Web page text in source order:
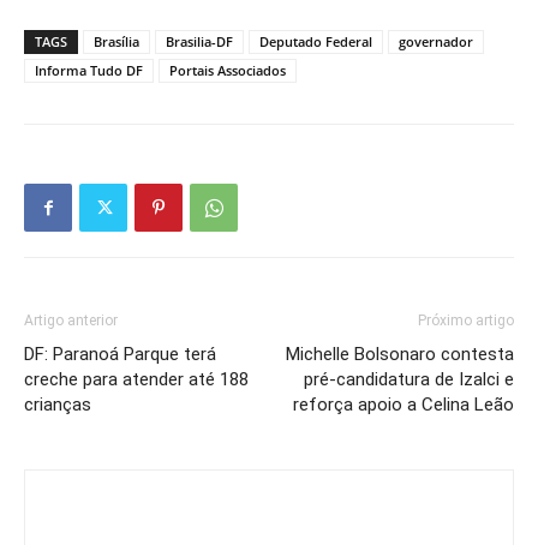
TAGS Brasília Brasilia-DF Deputado Federal
governador
Informa Tudo DF
Portais Associados
Artigo anterior
DF: Paranoá Parque terá
creche para atender até 188
crianças
Próximo artigo
Michelle Bolsonaro contesta
pré-candidatura de Izalci e
reforça apoio a Celina Leão